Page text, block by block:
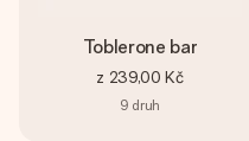
Toblerone bar
z 239,00 Kč
9 druh